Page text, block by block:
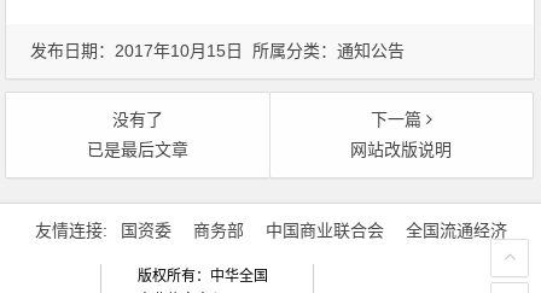
发布日期：2017年10月15日 所属分类：通知公告
没有了
已是最后文章
下一篇
网站改版说明
文章导航
友情连接:
国资委 商务部 中国商业联合会 全国流通经济
版权所有：中华全国